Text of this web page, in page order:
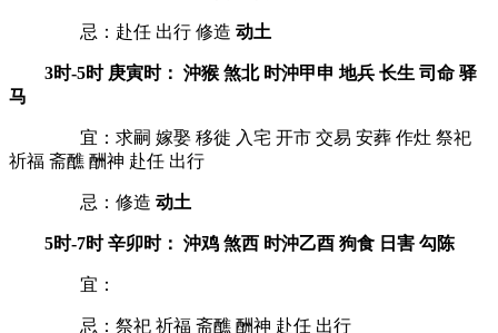
忌：赴任 出行 修造 动土
3时-5时 庚寅时： 沖猴 煞北 时沖甲申 地兵 长生 司命 驿
马
宜：求嗣 嫁娶 移徙 入宅 开市 交易 安葬 作灶 祭祀
祈福 斋醮 酬神 赴任 出行
忌：修造 动土
5时-7时 辛卯时： 沖鸡 煞西 时沖乙酉 狗食 日害 勾陈
宜：
忌：祭祀 祈福 斋醮 酬神 赴任 出行